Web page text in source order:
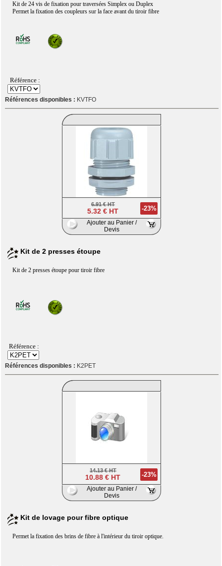
Kit de 24 vis de fixation pour traversées Simplex ou Duplex
Permet la fixation des coupleurs sur la face avant du tiroir fibre
Référence :
Références disponibles : KVTFO
6.91 € HT
5.32 € HT -23%
Ajouter au Panier /
Devis
Kit de 2 presses étoupe
Kit de 2 presses étoupe pour tiroir fibre
Référence :
Références disponibles : K2PET
14.13 € HT
10.88 € HT -23%
Ajouter au Panier /
Devis
Kit de lovage pour fibre optique
Permet la fixation des brins de fibre à l'intérieur du tiroir optique.